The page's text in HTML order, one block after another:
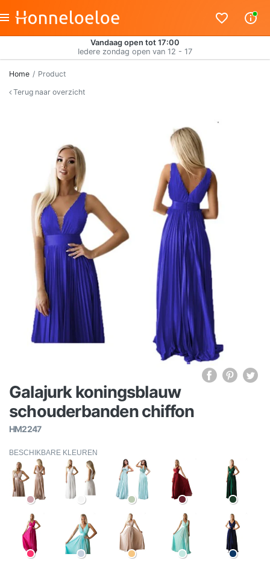
Vandaag open tot 17:00
Iedere zondag open van 12 - 17
Home
Product
Terug naar overzicht
Galajurk koningsblauw
schouderbanden chiffon
HM2247
BESCHIKBARE KLEUREN